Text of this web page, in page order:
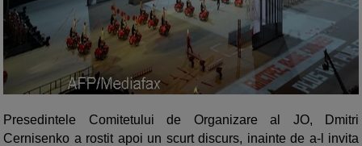
Presedintele Comitetului de Organizare al JO, Dmitri
Cernisenko a rostit apoi un scurt discurs, inainte de a-l invita